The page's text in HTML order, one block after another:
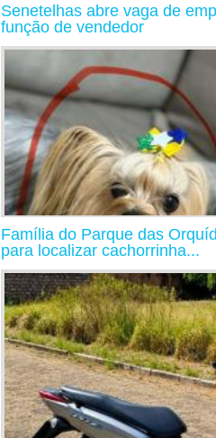
Senetelhas abre vaga de
função de vendedor
Família do Parque das
para localizar cachorrinha...